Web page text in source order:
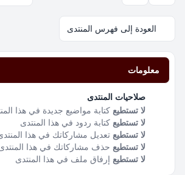
العودة إلى فهرس المنتدى
معلومات
صلاحيات المنتدى
لا تستطيع كتابة مواضيع جديدة في هذا
لا تستطيع كتابة ردود في هذا المنتدى
لا تستطيع تعديل مشاركاتك في هذا
لا تستطيع حذف مشاركاتك في هذا
لا تستطيع إرفاق ملف في هذا المنتدى